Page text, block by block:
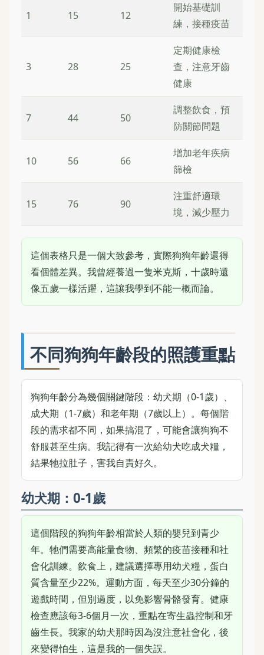
1 15 12
開始基礎訓
練，接種疫苗
3 28 25
定期健康檢
查，注意牙齒
健康
7 44 50
調整飲食，預
防關節問題
10 56 66
增加老年疾病
篩檢
15 76 90
注重舒適環
境，減少壓力
這個表格只是一個大致參考，實際狗狗年齡還得
看個體差異。我曾經養過一隻米克斯，十歲時還
像五歲一樣活躍，這讓我學到不能一概而論。
不同狗狗年齡段的照護重點
狗狗年齡分為幾個關鍵階段：幼犬期（0-1歲）、
成犬期（1-7歲）和老年期（7歲以上）。每個階
段的需求都不同，如果搞混了，可能會讓狗狗不
舒服甚至生病。我記得有一次給幼犬吃成犬糧，
結果牠拉肚子，害我自責好久。
幼犬期：0-1歲
這個階段的狗狗年齡相當於人類的嬰兒到青少
年。牠們需要高能量食物、頻繁的疫苗接種和社
會化訓練。飲食上，建議選擇專用幼犬糧，蛋白
質含量至少22%。運動方面，每天至少30分鐘的
遊戲時間，但別過度，以免影響骨骼發育。健康
檢查應該每3-6個月一次，重點在寄生蟲控制和牙
齒生長。我家的幼犬那時因為沒注意社會化，後
來變得怕生，這是我的一個失誤。